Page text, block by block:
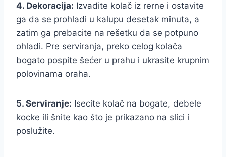
4. Dekoracija: Izvadite kolač iz rerne i ostavite
ga da se prohladi u kalupu desetak minuta, a
zatim ga prebacite na rešetku da se potpuno
ohladi. Pre serviranja, preko celog kolača
bogato pospite šećer u prahu i ukrasite krupnim
polovinama oraha.
5. Serviranje: Isecite kolač na bogate, debele
kocke ili šnite kao što je prikazano na slici i
poslužite.